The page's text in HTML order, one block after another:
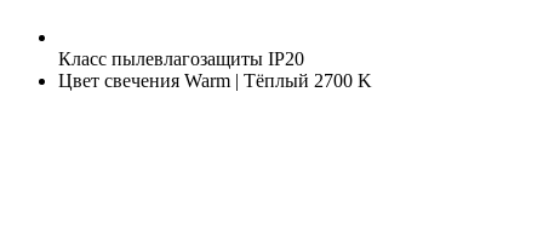
Класс пылевлагозащиты IP20
Цвет свечения Warm | Тёплый 2700 K